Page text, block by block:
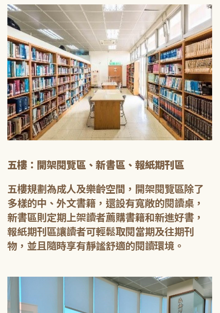
五樓：開架閱覽區、新書區、報紙期刊區
五樓規劃為成人及樂齡空間，開架閱覽區除了
多樣的中、外文書籍，還設有寬敞的閱讀桌，
新書區則定期上架讀者薦購書籍和新進好書，
報紙期刊區讓讀者可輕鬆取閱當期及往期刊
物，並且隨時享有靜謐舒適的閱讀環境。